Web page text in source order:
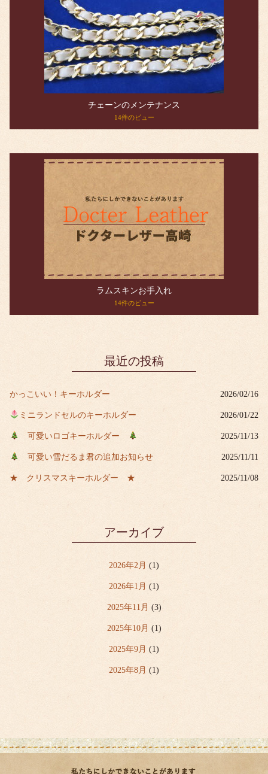
チェーンのメンテナンス
14件のビュー
ラムスキンお手入れ
14件のビュー
最近の投稿
かっこいい！キーホルダー 2026/02/16
ミニランドセルのキーホルダー 2026/01/22
可愛いロゴキーホルダー 2025/11/13
可愛い雪だるま君の追加お知らせ 2025/11/11
★ クリスマスキーホルダー ★ 2025/11/08
アーカイブ
2026年2月 (1)
2026年1月 (1)
2025年11月 (3)
2025年10月 (1)
2025年9月 (1)
2025年8月 (1)
2025年4月(5)